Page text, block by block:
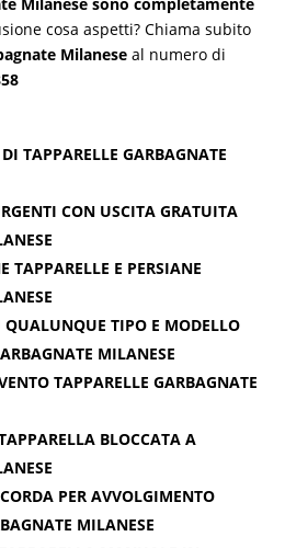
cosa aspetti? Chiama subito
Milaneseal numero di
TAPPARELLE GARBAGNATE
CON USCITA GRATUITA
TAPPARELLE E PERSIANE
QUALUNQUE TIPO E MODELLO
MILANESE
TAPPARELLE GARBAGNATE
BLOCCATA A
PER AVVOLGIMENTO
MILANESE